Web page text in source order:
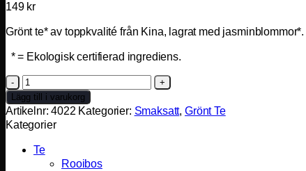
149 kr
Grönt te* av toppkvalité från Kina, lagrat med jasminblommor*.
* = Ekologisk certifierad ingrediens.
Jasmin
Eko.
mängd
Lägg till i varukorg
Artikelnr:4022 Kategorier: Smaksatt, Grönt Te
Kategorier
Te
Rooibos